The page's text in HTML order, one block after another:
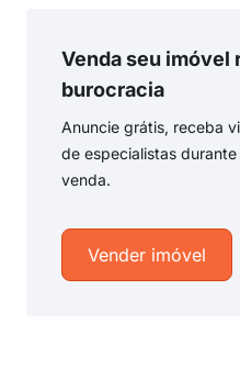
Venda seu imóvel
burocracia
Anuncie grátis, receba
de especialistas
venda.
Vender imóvel